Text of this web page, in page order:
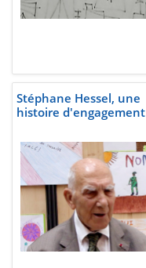
Stéphane Hessel, une
histoire d'engagement